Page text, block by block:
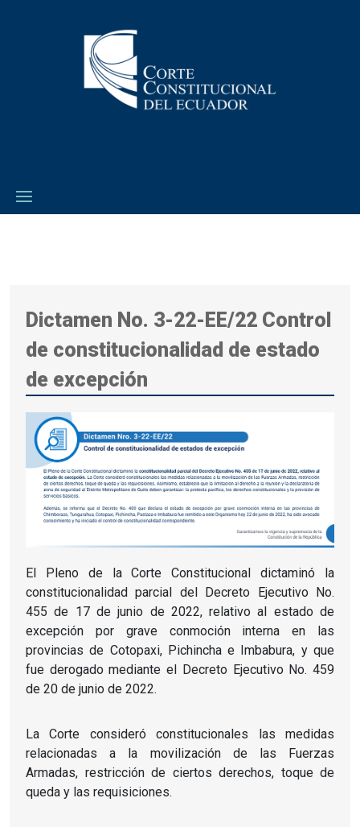
Dictamen No. 3-22-EE/22 Control
de constitucionalidad de estado
de excepción
El Pleno de la Corte Constitucional dictaminó la
constitucionalidad parcial del Decreto Ejecutivo No.
455 de 17 de junio de 2022, relativo al estado de
excepción por grave conmoción interna en las
provincias de Cotopaxi, Pichincha e Imbabura, y que
fue derogado mediante el Decreto Ejecutivo No. 459
de 20 de junio de 2022.
La Corte consideró constitucionales las medidas
relacionadas a la movilización de las Fuerzas
Armadas, restricción de ciertos derechos, toque de
queda y las requisiciones.